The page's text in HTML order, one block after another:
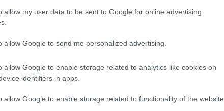
allow my user data to be sent to Google for online advertising
allow Google to send me personalized advertising.
allow Google to enable storage related to analytics like cookies on
identifiers in apps.
allow Google to enable storage related to functionality of the website
είναι νεκρός
φόβοι ότι ο πιλότος είναι
aircraft crashed on landing at
into flames.